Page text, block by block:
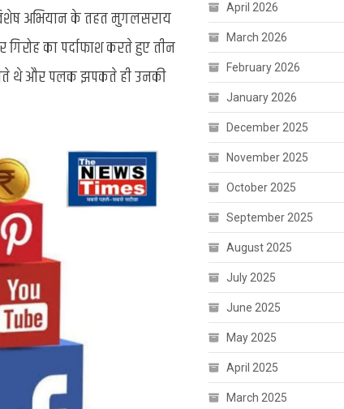
अभियान के तहत मुगलसराय
का पर्दाफाश करते हुए तीन
थे और पलक झपकते ही उनकी
April 2026
March 2026
February 2026
January 2026
December 2025
November 2025
October 2025
September 2025
August 2025
July 2025
June 2025
May 2025
April 2025
March 2025